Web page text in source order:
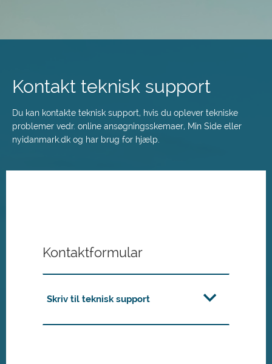
Kontakt teknisk support
Du kan kontakte teknisk support, hvis du oplever tekniske
problemer vedr. online ansøgningsskemaer, Min Side eller
nyidanmark.dk og har brug for hjælp.
Kontaktformular
Skriv til teknisk support